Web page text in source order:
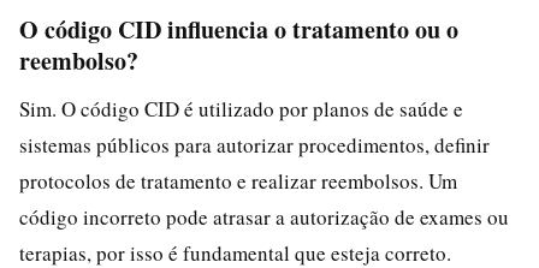
O código CID influencia o tratamento ou o
reembolso?
Sim. O código CID é utilizado por planos de saúde e
sistemas públicos para autorizar procedimentos, definir
protocolos de tratamento e realizar reembolsos. Um
código incorreto pode atrasar a autorização de exames ou
terapias, por isso é fundamental que esteja correto.